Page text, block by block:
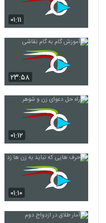
۰۱:۱۱
۲۳:۵۸
۰۱:۱۲
۰۱:۱۰